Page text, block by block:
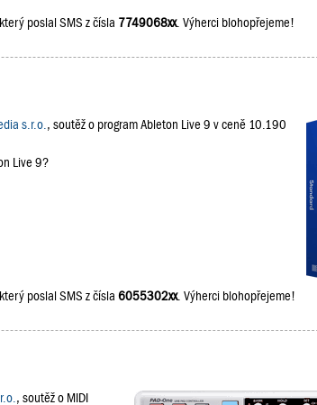
poslal SMS z čísla 7749068xx. Výherci blohopřejeme!
s.r.o. , soutěž o program Ableton Live 9 v ceně 10.190
Live 9?
poslal SMS z čísla 6055302xx. Výherci blohopřejeme!
, soutěž o MIDI